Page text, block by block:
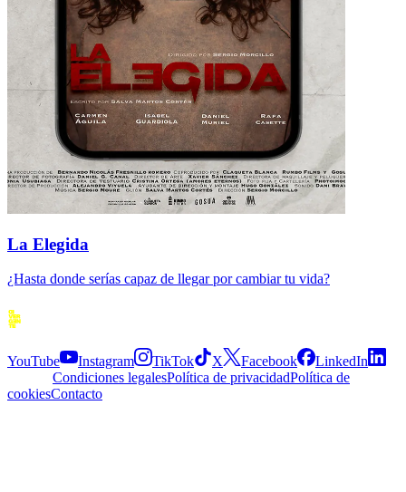
La Elegida
¿Hasta donde serías capaz de llegar por cambiar tu vida?
YouTube
Instagram TikTok X Facebook
LinkedIn
Condiciones legalesPolítica de privacidadPolítica de
cookiesContacto